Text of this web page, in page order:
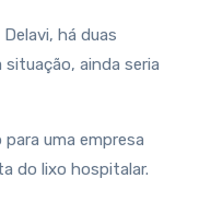
há duas
ainda seria
uma empresa
do lixo hospitalar.